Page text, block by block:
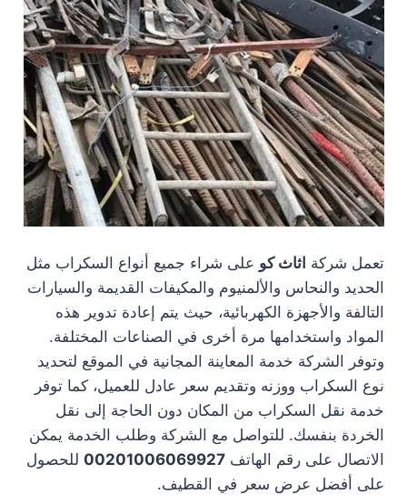
تعمل شركة اثاث كو على شراء جميع أنواع السكراب مثل
الحديد والنحاس والألمنيوم والمكيفات القديمة والسيارات
التالفة والأجهزة الكهربائية، حيث يتم إعادة تدوير هذه
المواد واستخدامها مرة أخرى في الصناعات المختلفة.
وتوفر الشركة خدمة المعاينة المجانية في الموقع لتحديد
نوع السكراب ووزنه وتقديم سعر عادل للعميل، كما توفر
خدمة نقل السكراب من المكان دون الحاجة إلى نقل
الخردة بنفسك. للتواصل مع الشركة وطلب الخدمة يمكن
الاتصال على رقم الهاتف00201006069927 للحصول
على أفضل عرض سعر في القطيف.